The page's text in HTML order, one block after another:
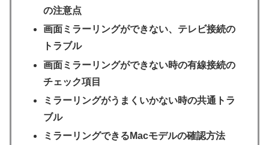
の注意点
画面ミラーリングができない、テレビ接続の
トラブル
画面ミラーリングができない時の有線接続の
チェック項目
ミラーリングがうまくいかない時の共通トラ
ブル
ミラーリングできるMacモデルの確認方法